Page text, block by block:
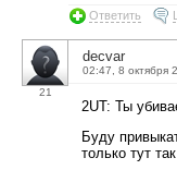
Ответить
21
decvar
02:47, 8 октября
2UT: Ты
Буду
только тут